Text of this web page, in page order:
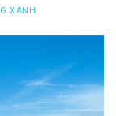
XANH